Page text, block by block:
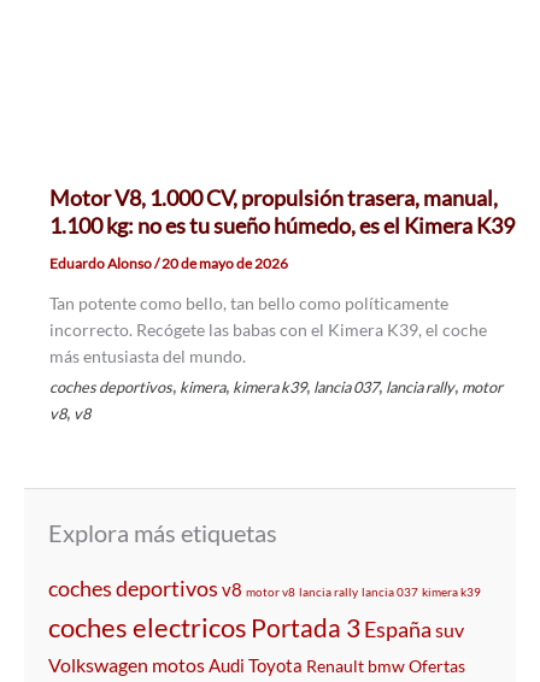
Motor V8, 1.000 CV, propulsión trasera, manual,
1.100 kg: no es tu sueño húmedo, es el Kimera K39
Eduardo Alonso/20 de mayo de 2026
Tan potente como bello, tan bello como políticamente
incorrecto. Recógete las babas con el Kimera K39, el coche
más entusiasta del mundo.
coches deportivos, kimera, kimera k39, lancia 037, lancia rally, motor
v8, v8
Explora más etiquetas
coches deportivos v8 motor v8 lancia rally lancia 037 kimera k39
coches electricos Portada 3España suv
Volkswagen motosAudi Toyota Renault bmwOfertas